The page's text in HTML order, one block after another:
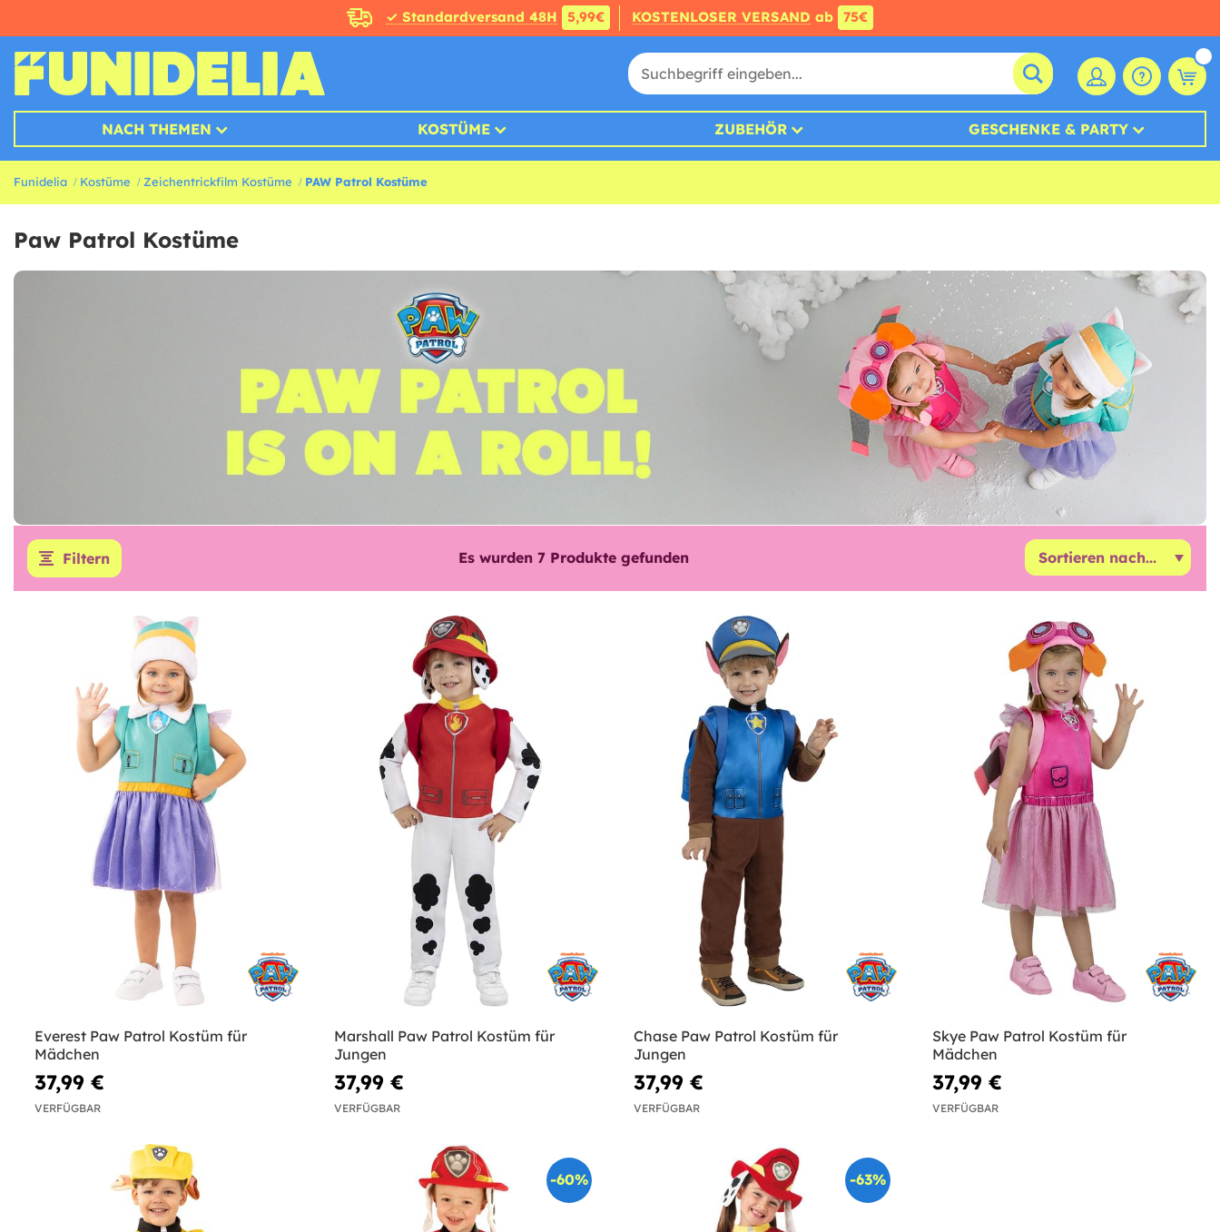
✓ Standardversand 48H 5,99€ KOSTENLOSER VERSAND ab 75€
NACH THEMEN KOSTÜME ZUBEHÖR GESCHENKE & PARTY
Funidelia Kostüme Zeichentrickfilm Kostüme PAW Patrol Kostüme
Paw Patrol Kostüme
Filtern Es wurden 7Produkte gefunden
Everest Paw Patrol Kostüm für
Mädchen
37,99 €
VERFÜGBAR
Marshall Paw Patrol Kostüm für
Jungen
37,99 €
VERFÜGBAR
Chase Paw Patrol Kostüm für
Jungen
37,99 €
VERFÜGBAR
Skye Paw Patrol Kostüm für
Mädchen
37,99 €
VERFÜGBAR
-60% -63%